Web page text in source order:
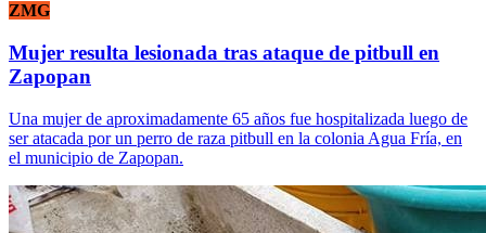
ZMG
Mujer resulta lesionada tras ataque de pitbull en
Zapopan
Una mujer de aproximadamente 65 años fue hospitalizada luego de
ser atacada por un perro de raza pitbull en la colonia Agua Fría, en
el municipio de Zapopan.